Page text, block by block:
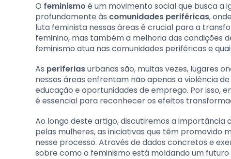
O feminismo é um movimento social que busca a
profundamente às comunidades periféricas,
luta feminista nessas áreas é crucial para a
feminino, mas também a melhoria das condições
feminismo atua nas comunidades periféricas e
As periferiasurbanas são, muitas vezes, lugares
nessas áreas enfrentam não apenas a violência
educação e oportunidades de emprego. Por isso,
é essencial para reconhecer os efeitos
Ao longo deste artigo, discutiremos a importância
pelas mulheres, as iniciativas que têm promovido
nesse processo. Através de dados concretos e
sobre como o feminismo está moldando um